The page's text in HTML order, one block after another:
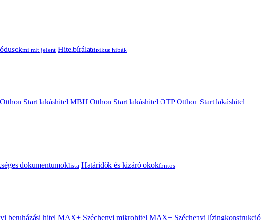
mi mit jelent Hitelbírálattipikus hibák
Start lakáshitel MBH Otthon Start lakáshitel OTP Otthon Start lakáshitel
dokumentumoklista Határidők és kizáró okokfontos
beruházási hitel MAX+ Széchenyi mikrohitel MAX+ Széchenyi lízingkonstrukció